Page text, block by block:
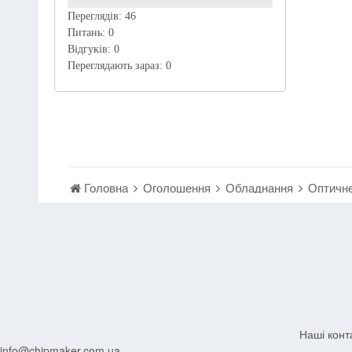
Переглядів: 46
Питань: 0
Відгуків: 0
Переглядають зараз: 0
Головна Оголошення Обладнання
Наші